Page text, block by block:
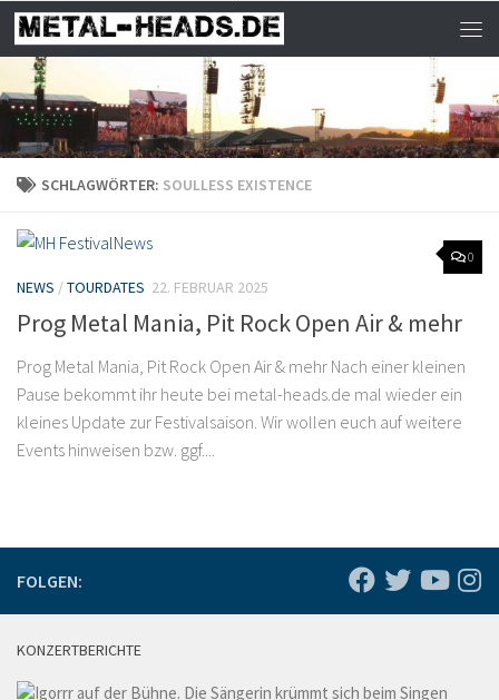
SCHLAGWÖRTER: SOULLESS EXISTENCE
0
NEWS /TOURDATES 22. FEBRUAR 2025
Prog Metal Mania, Pit Rock Open Air & mehr
Prog Metal Mania, Pit Rock Open Air & mehr Nach einer kleinen
Pause bekommt ihr heute bei metal-heads.de mal wieder ein
kleines Update zur Festivalsaison. Wir wollen euch auf weitere
Events hinweisen bzw. ggf....
FOLGEN:
KONZERTBERICHTE